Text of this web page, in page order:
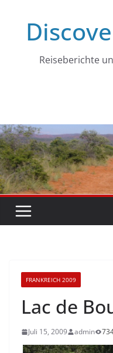
springen
Reiseberichte
FRANKREICH 2009
Lac de
Juli 15, 2009 admin